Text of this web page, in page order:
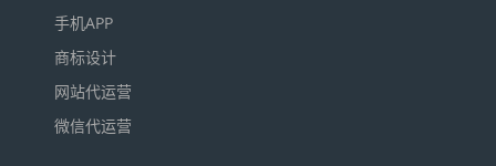
手机APP
商标设计
网站代运营
微信代运营